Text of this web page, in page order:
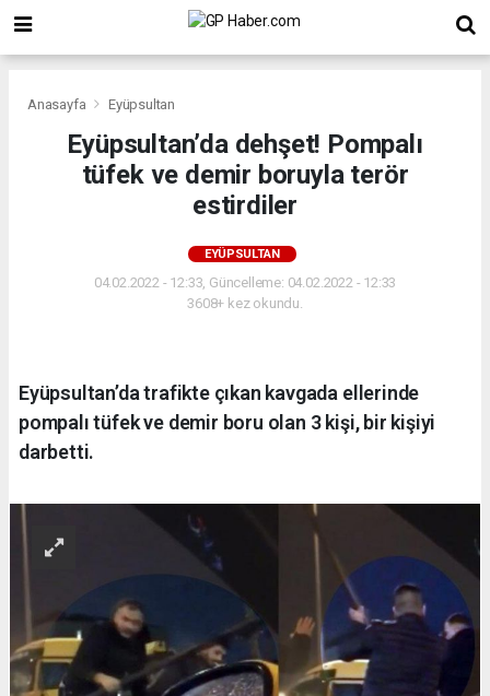
Anasayfa Eyüpsultan
Eyüpsultan’da dehşet! Pompalı
tüfek ve demir boruyla terör
estirdiler
EYÜPSULTAN
04.02.2022 - 12:33, Güncelleme: 04.02.2022 - 12:33
3608+ kez okundu.
Eyüpsultan’da trafikte çıkan kavgada ellerinde
pompalı tüfek ve demir boru olan 3 kişi, bir kişiyi
darbetti.